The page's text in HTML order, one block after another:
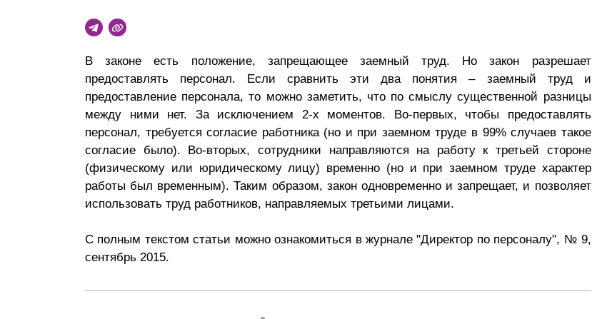
Почему «Пепеляев Групп»?
Обращение Управляющего
Социальная
ответственность
Презентации экспертов
В законе есть положение, запрещающее заемный труд. Но закон разрешает
предоставлять персонал. Если сравнить эти два понятия – заемный труд и
предоставление персонала, то можно заметить, что по смыслу существенной разницы
между ними нет. За исключением 2-х моментов. Во-первых, чтобы предоставлять
персонал, требуется согласие работника (но и при заемном труде в 99% случаев такое
согласие было). Во-вторых, сотрудники направляются на работу к третьей стороне
(физическому или юридическому лицу) временно (но и при заемном труде характер
работы был временным). Таким образом, закон одновременно и запрещает, и позволяет
использовать труд работников, направляемых третьими лицами.
С полным текстом статьи можно ознакомиться в журнале "Директор по персоналу", № 9,
сентябрь 2015.